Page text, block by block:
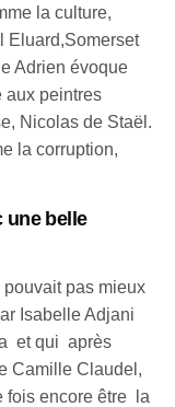
la culture,
Eluard,Somerset
Adrien évoque
aux peintres
Nicolas de Staël.
la corruption,
une belle
pas mieux
Isabelle Adjani
et qui après
Camille Claudel,
fois encore être la